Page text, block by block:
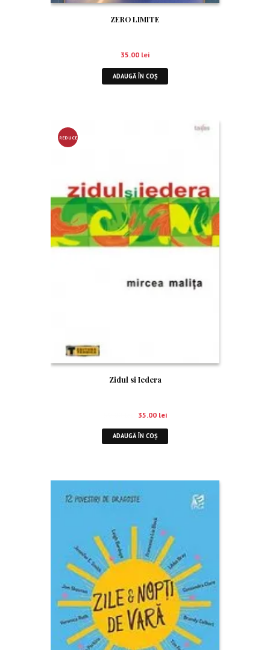
ZERO LIMITE
35.00 lei
ADAUGĂ ÎN COȘ
REDUCE
Zidul si Iedera
35.00 lei
ADAUGĂ ÎN COȘ